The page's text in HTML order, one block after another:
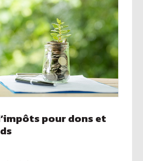
pour dons et